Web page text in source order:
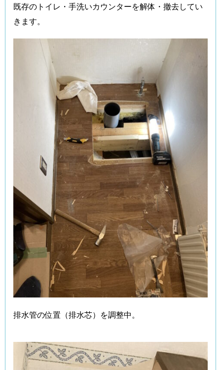
既存のトイレ・手洗いカウンターを解体・撤去してい
きます。
排水管の位置（排水芯）を調整中。